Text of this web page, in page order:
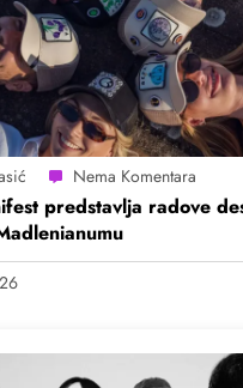
predstavlja radove